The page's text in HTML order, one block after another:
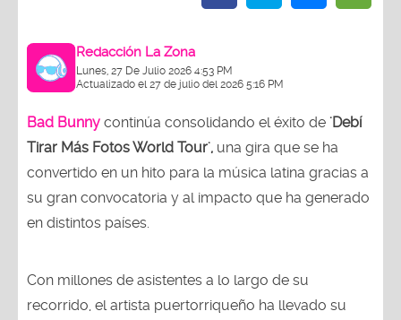
Redacción La Zona
Lunes, 27 De Julio 2026 4:53 PM
Actualizado el 27 de julio del 2026 5:16 PM
Bad Bunny continúa consolidando el éxito de 'Debí
Tirar Más Fotos World Tour', una gira que se ha
convertido en un hito para la música latina gracias a
su gran convocatoria y al impacto que ha generado
en distintos países.
Con millones de asistentes a lo largo de su
recorrido, el artista puertorriqueño ha llevado su